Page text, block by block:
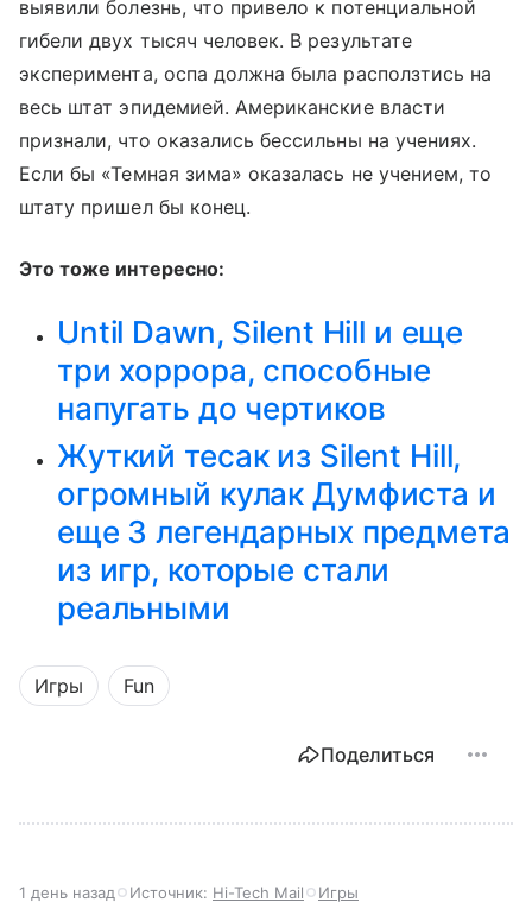
выявили болезнь, что привело к потенциальной
гибели двух тысяч человек. В результате
эксперимента, оспа должна была расползтись на
весь штат эпидемией. Американские власти
признали, что оказались бессильны на учениях.
Если бы «Темная зима» оказалась не учением, то
штату пришел бы конец.
Это тоже интересно:
Until Dawn, Silent Hill и еще
три хоррора, способные
напугать до чертиков
Жуткий тесак из Silent Hill,
огромный кулак Думфиста и
еще 3 легендарных предмета
из игр, которые стали
реальными
Игры Fun
Поделиться
1 день назад Источник: Hi-Tech Mail Игры